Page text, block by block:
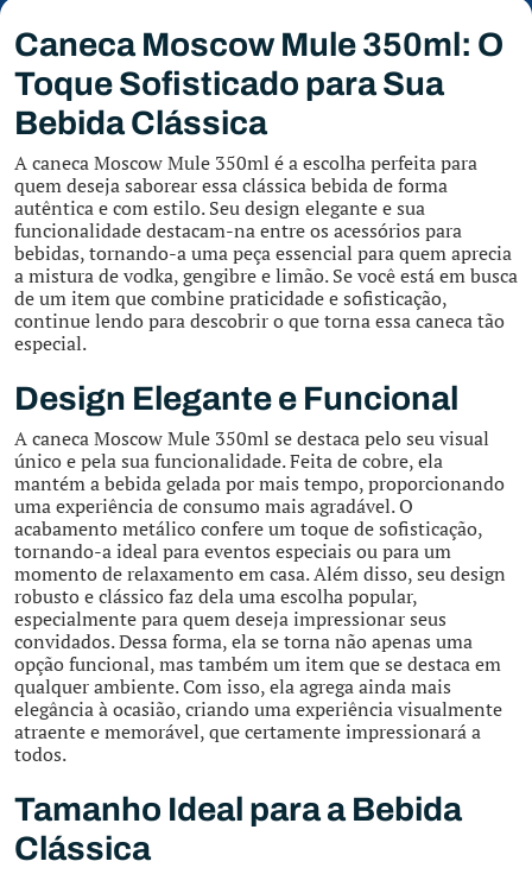
Caneca Moscow Mule 350ml: O
Toque Sofisticado para Sua
Bebida Clássica
A caneca Moscow Mule 350ml é a escolha perfeita para
quem deseja saborear essa clássica bebida de forma
autêntica e com estilo. Seu design elegante e sua
funcionalidade destacam-na entre os acessórios para
bebidas, tornando-a uma peça essencial para quem aprecia
a mistura de vodka, gengibre e limão. Se você está em busca
de um item que combine praticidade e sofisticação,
continue lendo para descobrir o que torna essa caneca tão
especial.
Design Elegante e Funcional
A caneca Moscow Mule 350ml se destaca pelo seu visual
único e pela sua funcionalidade. Feita de cobre, ela
mantém a bebida gelada por mais tempo, proporcionando
uma experiência de consumo mais agradável. O
acabamento metálico confere um toque de sofisticação,
tornando-a ideal para eventos especiais ou para um
momento de relaxamento em casa. Além disso, seu design
robusto e clássico faz dela uma escolha popular,
especialmente para quem deseja impressionar seus
convidados. Dessa forma, ela se torna não apenas uma
opção funcional, mas também um item que se destaca em
qualquer ambiente. Com isso, ela agrega ainda mais
elegância à ocasião, criando uma experiência visualmente
atraente e memorável, que certamente impressionará a
todos.
Tamanho Ideal para a Bebida
Clássica